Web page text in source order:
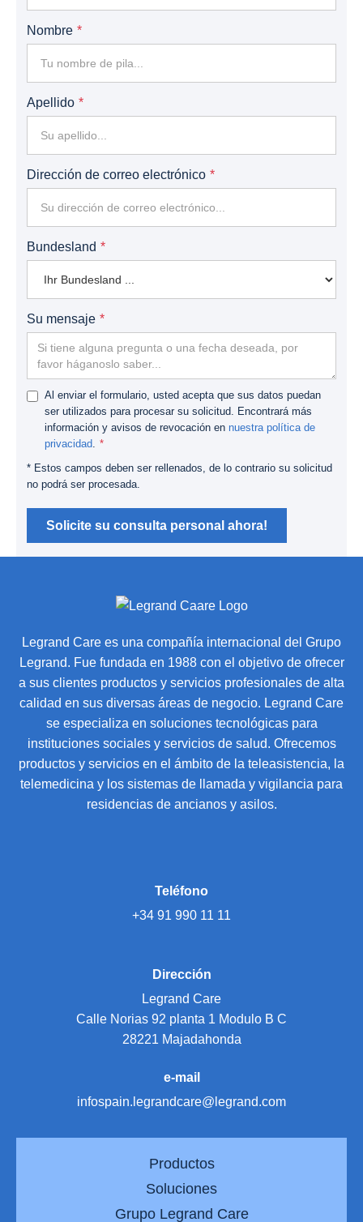
Nombre
Apellido
Dirección de correo electrónico
Bundesland
Su mensaje
Al enviar el formulario, usted acepta que sus datos puedan
ser utilizados para procesar su solicitud. Encontrará más
información y avisos de revocación en nuestra política de
privacidad
* Estos campos deben ser rellenados, de lo contrario su solicitud
no podrá ser procesada.
Solicite su consulta personal ahora!
Teléfono
+34 91 990 11 11
Dirección
Legrand Care
Calle Norias 92 planta 1 Modulo B C
28221 Majadahonda
e-mail
infospain.legrandcare@legrand.com
Productos
Soluciones
Grupo Legrand Care
Legrand Care es una compañía internacional del Grupo
Legrand. Fue fundada en 1988 con el objetivo de ofrecer
a sus clientes productos y servicios profesionales de alta
calidad en sus diversas áreas de negocio. Legrand Care
se especializa en soluciones tecnológicas para
instituciones sociales y servicios de salud. Ofrecemos
productos y servicios en el ámbito de la teleasistencia, la
telemedicina y los sistemas de llamada y vigilancia para
residencias de ancianos y asilos.